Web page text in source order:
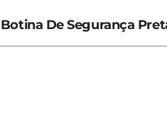
Botina De Segurança